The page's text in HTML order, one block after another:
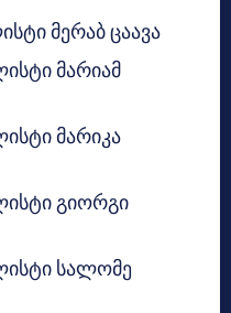
მერაბ ცაავა
მარიამ
მარიკა
გიორგი
სალომე